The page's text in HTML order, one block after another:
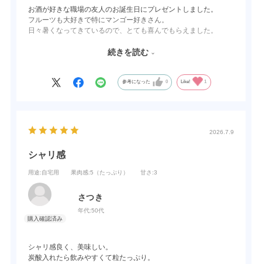
お酒が好きな職場の友人のお誕生日にプレゼントしました。
フルーツも大好きで特にマンゴー好きさん。
日々暑くなってきているので、とても喜んでもらえました。
いますが、休みの前日のお楽しみだから良し！と言ってました。
続きを読む
参考になった 0 Like! 1
2026.7.9
シャリ感
用途:自宅用 果肉感:5（たっぷり） 甘さ :3
さつき
年代:50代
シャリ感良く、美味しい。
炭酸入れたら飲みやすくて粒たっぷり。